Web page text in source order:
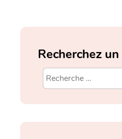
Recherchez